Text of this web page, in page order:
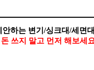
안하는 변기/싱크대/세면
돈 쓰지 말고 먼저 해보세